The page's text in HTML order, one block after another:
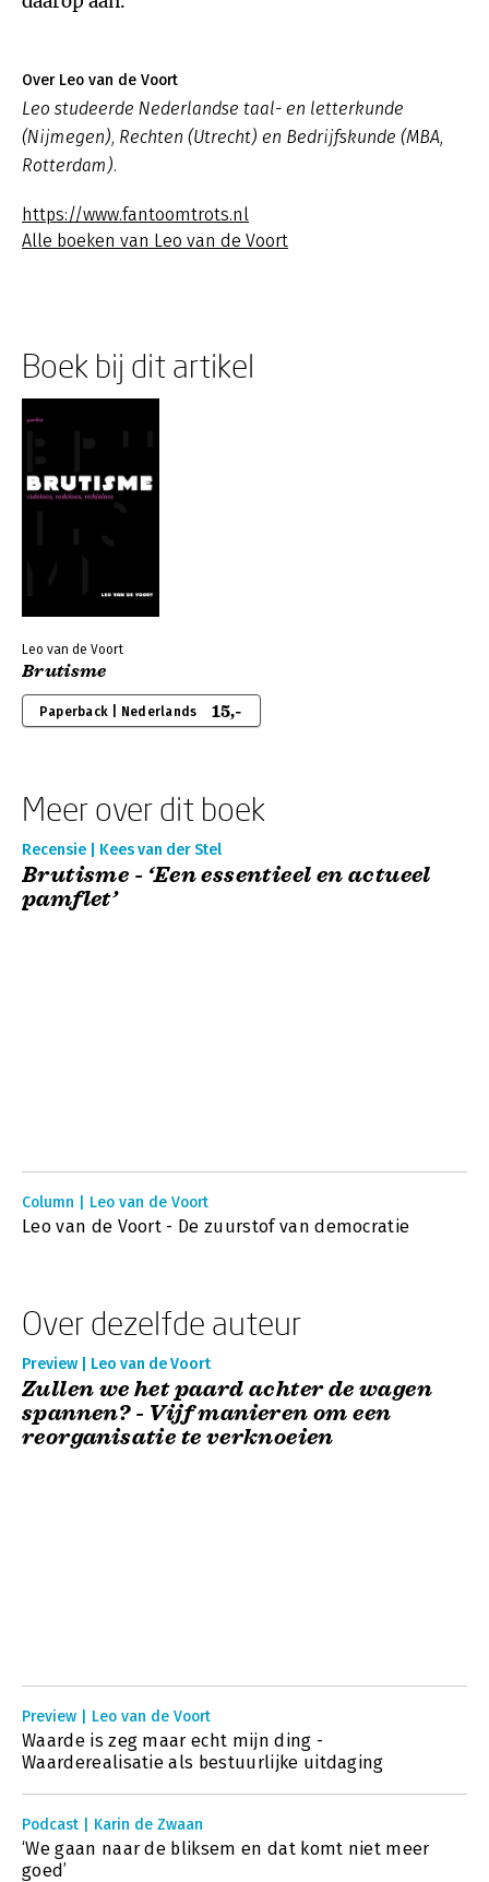
Over Leo van de Voort
Leo studeerde Nederlandse taal- en letterkunde
(Nijmegen), Rechten (Utrecht) en Bedrijfskunde (MBA,
Rotterdam).
https://www.fantoomtrots.nl
Alle boeken van Leo van de Voort
Boek bij dit artikel
Leo van de Voort
Brutisme
Paperback | Nederlands 15,-
Meer over dit boek
Recensie | Kees van der Stel
Brutisme - ‘Een essentieel en actueel
pamflet’
Column | Leo van de Voort
Leo van de Voort - De zuurstof van democratie
Over dezelfde auteur
Preview | Leo van de Voort
Zullen we het paard achter de wagen
spannen? - Vijf manieren om een
reorganisatie te verknoeien
Preview | Leo van de Voort
Waarde is zeg maar echt mijn ding -
Waarderealisatie als bestuurlijke uitdaging
Podcast | Karin de Zwaan
‘We gaan naar de bliksem en dat komt niet meer
goed’